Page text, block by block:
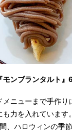
『モンブランタルト』
ニューまで手作り
も力を入れています
、ハロウィンの季